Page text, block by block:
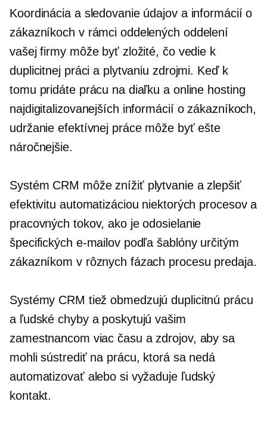
Koordinácia a sledovanie údajov a informácií o
zákazníkoch v rámci oddelených oddelení
vašej firmy môže byť zložité, čo vedie k
duplicitnej práci a plytvaniu zdrojmi. Keď k
tomu pridáte prácu na diaľku a online hosting
najdigitalizovanejších informácií o zákazníkoch,
udržanie efektívnej práce môže byť ešte
náročnejšie.
Systém CRM môže znížiť plytvanie a zlepšiť
efektivitu automatizáciou niektorých procesov a
pracovných tokov, ako je odosielanie
špecifických e-mailov podľa šablóny určitým
zákazníkom v rôznych fázach procesu predaja.
Systémy CRM tiež obmedzujú duplicitnú prácu
a ľudské chyby a poskytujú vašim
zamestnancom viac času a zdrojov, aby sa
mohli sústrediť na prácu, ktorá sa nedá
automatizovať alebo si vyžaduje ľudský
kontakt.